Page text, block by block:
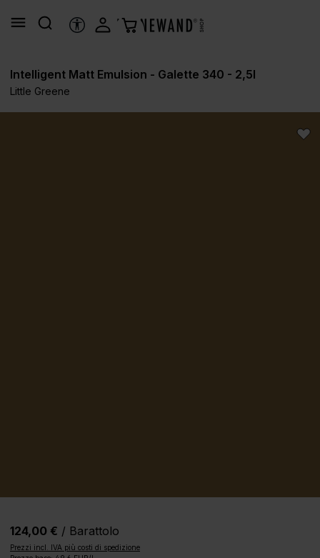
principale
STRUMENTI DI ACCESSIBILITÀ
Intelligent Matt Emulsion - Galette 340 - 2,5l
Little Greene
124,00 € / Barattolo
Prezzi incl. IVA più costi di spedizione